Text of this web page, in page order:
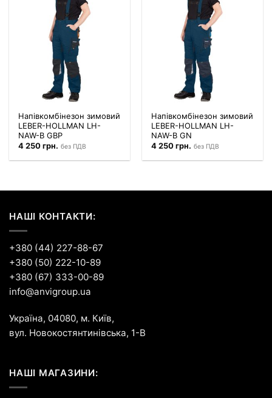
Напівкомбінезон зимовий
LEBER-HOLLMAN LH-
NAW-B GBP
4 250грн. без ПДВ
Напівкомбінезон зимовий
LEBER-HOLLMAN LH-
NAW-B GN
4 250грн. без ПДВ
НАШІ КОНТАКТИ:
+380 (44) 227-88-67
+380 (50) 222-10-89
+380 (67) 333-00-89
info@anvigroup.ua
Україна, 04080, м. Київ,
вул. Новокостянтинівська, 1-В
НАШІ МАГАЗИНИ: